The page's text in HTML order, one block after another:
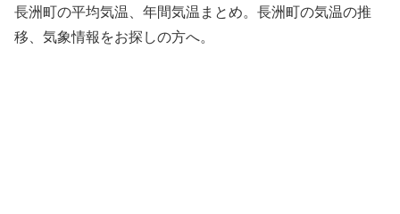
長洲町の平均気温、年間気温まとめ。長洲町の気温の推
移、気象情報をお探しの方へ。